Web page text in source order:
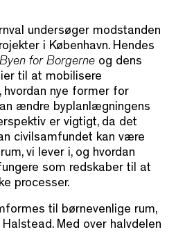
undersøger modstanden
i København. Hendes
Byen for Borgerne og dens
til at mobilisere
hvordan nye former for
ændre byplanlægningens
er vigtigt, da det
civilsamfundet kan være
vi lever i, og hvordan
som redskaber til at
processer.
til børnevenlige rum,
Med over halvdelen